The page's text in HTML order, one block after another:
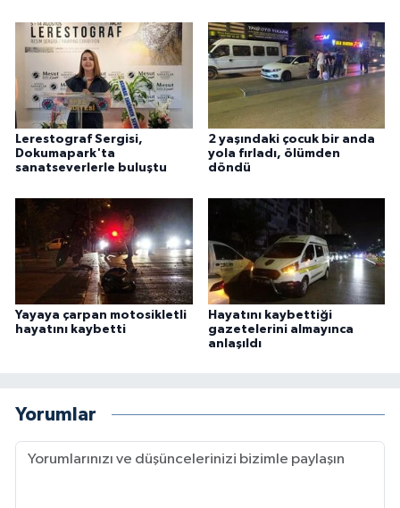
Lerestograf Sergisi,
Dokumapark'ta
sanatseverlerle buluştu
2 yaşındaki çocuk bir anda
yola fırladı, ölümden
döndü
Yayaya çarpan motosikletli
hayatını kaybetti
Hayatını kaybettiği
gazetelerini almayınca
anlaşıldı
Yorumlar